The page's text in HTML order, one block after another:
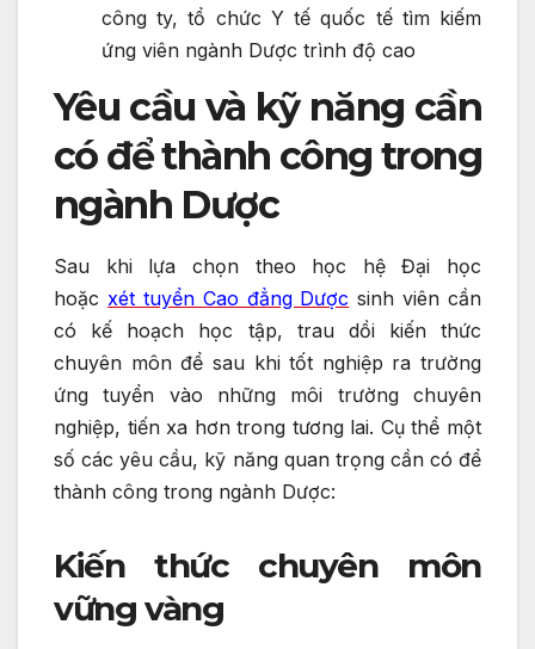
công ty, tổ chức Y tế quốc tế tìm kiếm
ứng viên ngành Dược trình độ cao
Yêu cầu và kỹ năng cần
có để thành công trong
ngành Dược
Sau khi lựa chọn theo học hệ Đại học
hoặc xét tuyển Cao đẳng Dược sinh viên cần
có kế hoạch học tập, trau dồi kiến thức
chuyên môn để sau khi tốt nghiệp ra trường
ứng tuyển vào những môi trường chuyên
nghiệp, tiến xa hơn trong tương lai. Cụ thể một
số các yêu cầu, kỹ năng quan trọng cần có để
thành công trong ngành Dược:
Kiến thức chuyên môn
vững vàng